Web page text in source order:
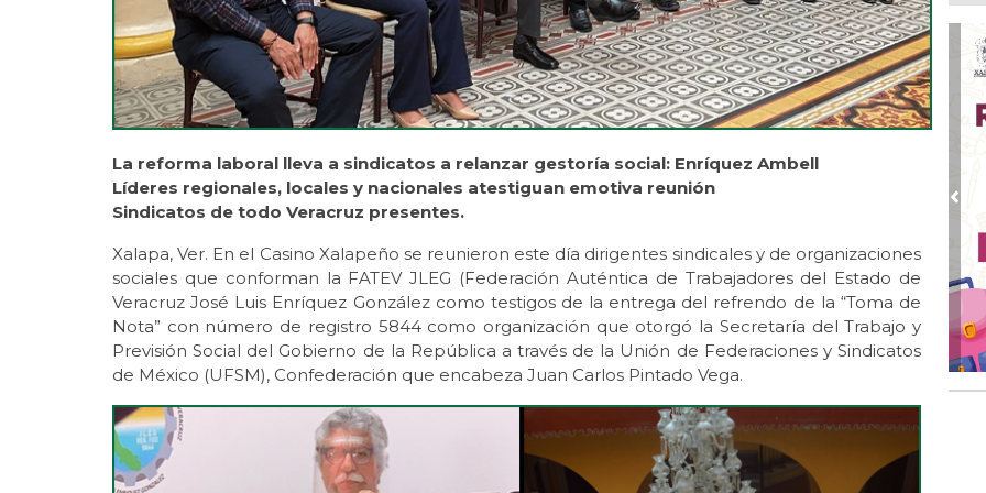
La reforma laboral lleva a sindicatos a relanzar gestoría social: Enríquez Ambell
Líderes regionales, locales y nacionales atestiguan emotiva reunión
Sindicatos de todo Veracruz presentes.
Xalapa, Ver. En el Casino Xalapeño se reunieron este día dirigentes sindicales y de organizaciones
sociales que conforman la FATEV JLEG (Federación Auténtica de Trabajadores del Estado de
Veracruz José Luis Enríquez González como testigos de la entrega del refrendo de la “Toma de
Nota” con número de registro 5844 como organización que otorgó la Secretaría del Trabajo y
Previsión Social del Gobierno de la República a través de la Unión de Federaciones y Sindicatos
de México (UFSM), Confederación que encabeza Juan Carlos Pintado Vega.
la
y